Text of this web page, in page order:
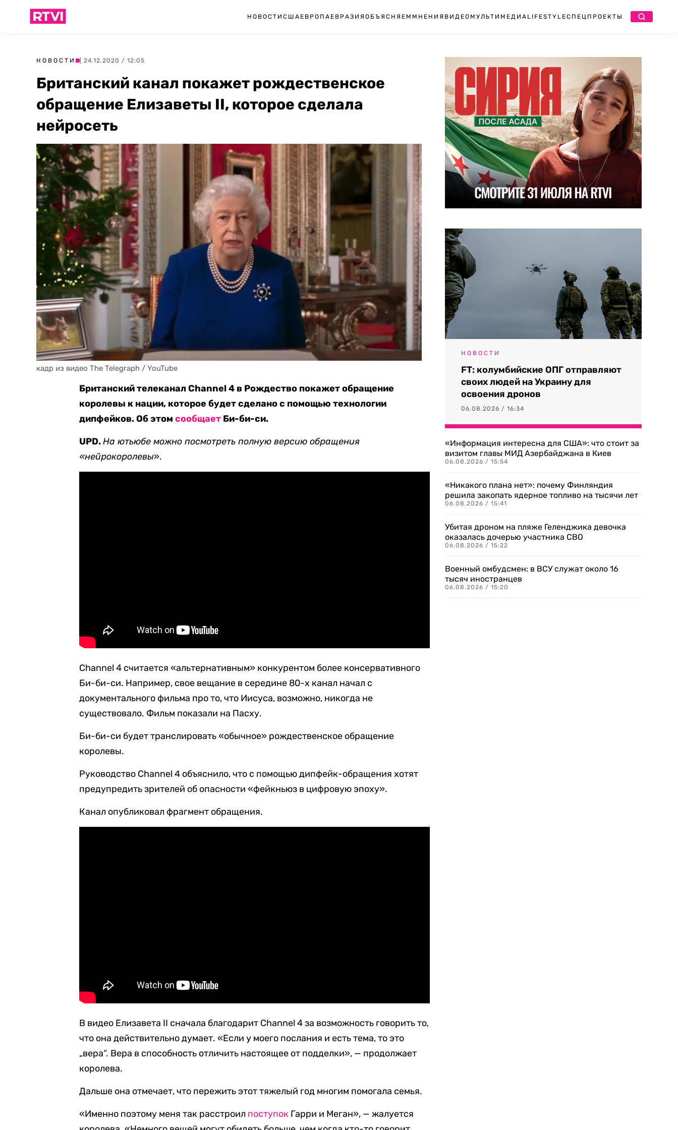
НОВОСТИ США ЕВРОПА ЕВРАЗИЯ ОБЪЯСНЯЕМ МНЕНИЯ ВИДЕО МУЛЬТИМЕДИА LIFESTYLEСПЕЦПРОЕКТЫ
НОВОСТИ | 24.12.2020 / 12:05
Британский канал покажет рождественское
обращение Елизаветы II, которое сделала
нейросеть
кадр из видео The Telegraph / YouTube
Британский телеканал Channel 4 в Рождество покажет обращение
королевы к нации, которое будет сделано с помощью технологии
дипфейков. Об этомсообщает Би-би-си.
UPD. На ютьюбе можно посмотреть полную версию обращения
«нейрокоролевы».
Channel 4 считается «альтернативным» конкурентом более консервативного
Би-би-си. Например, свое вещание в середине 80-х канал начал с
документального фильма про то, что Иисуса, возможно, никогда не
существовало. Фильм показали на Пасху.
Би-би-си будет транслировать «обычное» рождественское обращение
королевы.
Руководство Channel 4 объяснило, что с помощью дипфейк-обращения хотят
предупредить зрителей об опасности «фейкньюз в цифровую эпоху».
Канал опубликовал фрагмент обращения.
В видео Елизавета II сначала благодарит Channel 4 за возможность говорить то,
что она действительно думает. «Если у моего послания и есть тема, то это
„вера“. Вера в способность отличить настоящее от подделки», — продолжает
королева.
Дальше она отмечает, что пережить этот тяжелый год многим помогала семья.
«Именно поэтому меня так расстроил поступок Гарри и Меган», — жалуется
НОВОСТИ
FT: колумбийские ОПГ отправляют
своих людей на Украину для
освоения дронов
06.08.2026 / 16:34
«Информация интересна для США»: что стоит за
визитом главы МИД Азербайджана в Киев
06.08.2026 / 15:54
«Никакого плана нет»: почему Финляндия
решила закопать ядерное топливо на тысячи лет
06.08.2026 / 15:41
Убитая дроном на пляже Геленджика девочка
оказалась дочерью участника СВО
06.08.2026 / 15:22
Военный омбудсмен: в ВСУ служат около 16
тысяч иностранцев
06.08.2026 / 15:20